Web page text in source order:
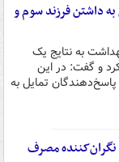
داشتن فرزند سوم و
به نتایج یک
و گفت: در این
از ۵۰ درصد پاسخ‌دهندگان تمایل به
مصرف